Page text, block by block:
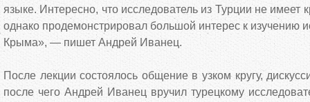
языке. Интересно, что исследователь из Турции не имеет
однако продемонстрировал большой интерес к изучению
Крыма», — пишет Андрей Иванец.
После лекции состоялось общение в узком кругу,
после чего Андрей Иванец вручил турецкому